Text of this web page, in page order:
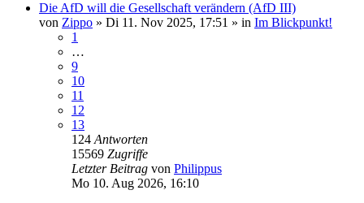
Die AfD will die Gesellschaft verändern (AfD III)
von Zippo » Di 11. Nov 2025, 17:51 » in Im Blickpunkt!
1
…
9
10
11
12
13
124 Antworten
15569 Zugriffe
Letzter Beitrag von Philippus
Mo 10. Aug 2026, 16:10